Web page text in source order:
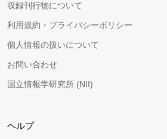
収録刊行物について
利用規約・プライバシーポリシー
個人情報の扱いについて
お問い合わせ
国立情報学研究所 (NII)
ヘルプ